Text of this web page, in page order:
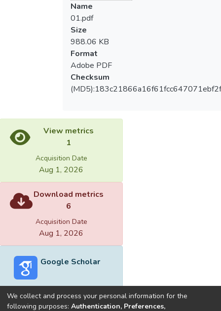
Name
01.pdf
Size
988.06 KB
Format
Adobe PDF
Checksum
View metrics
1
Acquisition Date
Aug 1, 2026
Download metrics
6
Acquisition Date
Aug 1, 2026
Google Scholar
We collect and process your personal information for the
following purposes: Authentication, Preferences,